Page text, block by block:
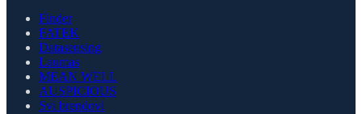
Finder
FATEK
Datasensing
Laumas
MEAN WELL
AUSPICIOUS
Svi brendovi